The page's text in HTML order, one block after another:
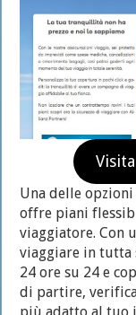
Una delle
offre piani
viaggiatore. Con
viaggiare in tutta
24 ore su 24 e
di partire,